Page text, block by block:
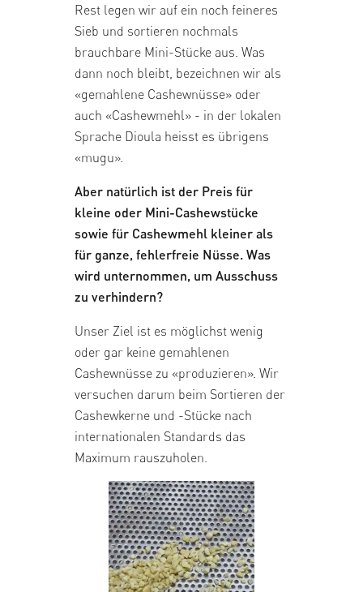
Rest legen wir auf ein noch feineres
Sieb und sortieren nochmals
brauchbare Mini-Stücke aus. Was
dann noch bleibt, bezeichnen wir als
«gemahlene Cashewnüsse» oder
auch «Cashewmehl» - in der lokalen
Sprache Dioula heisst es übrigens
«mugu».
Aber natürlich ist der Preis für
kleine oder Mini-Cashewstücke
sowie für Cashewmehl kleiner als
für ganze, fehlerfreie Nüsse. Was
wird unternommen, um Ausschuss
zu verhindern?
Unser Ziel ist es möglichst wenig
oder gar keine gemahlenen
Cashewnüsse zu «produzieren». Wir
versuchen darum beim Sortieren der
Cashewkerne und -Stücke nach
internationalen Standards das
Maximum rauszuholen.
Bildergalerie überspringen